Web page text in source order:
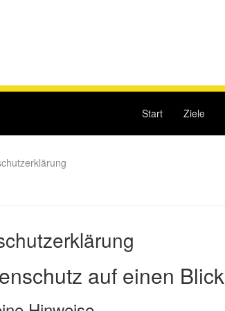
Start Ziele
auf einen Blick